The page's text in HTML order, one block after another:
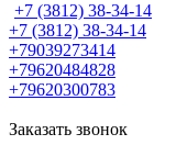
+7 (3812) 38-34-14
+7 (3812) 38-34-14
+79039273414
+79620484828
+79620300783
Заказать звонок